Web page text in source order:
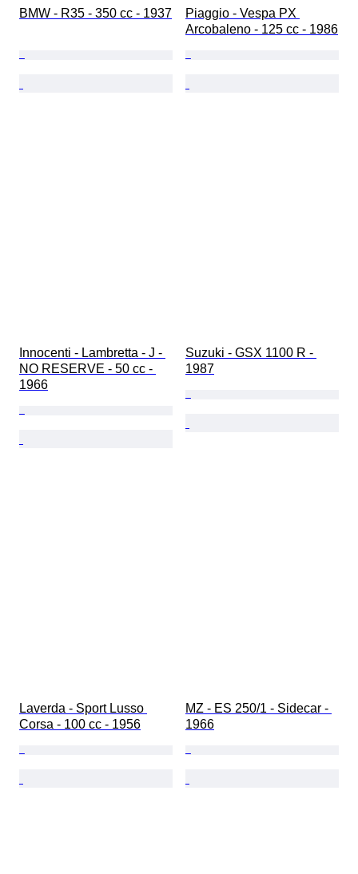
BMW - R35 - 350 cc - 1937
Piaggio - Vespa PX
Arcobaleno - 125 cc - 1986
Innocenti - Lambretta - J -
NO RESERVE - 50 cc -
1966
Suzuki - GSX 1100 R -
1987
Laverda - Sport Lusso
Corsa - 100 cc - 1956
MZ - ES 250/1 - Sidecar -
1966